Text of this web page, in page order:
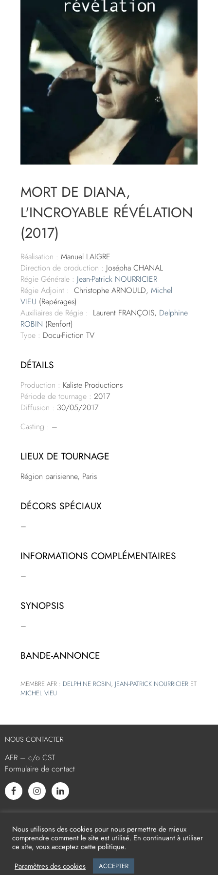
MORT DE DIANA,
L'INCROYABLE RÉVÉLATION
(2017)
Réalisation : Manuel LAIGRE
Direction de production : Josépha CHANAL
Régie Générale : Jean-Patrick NOURRICIER
Régie Adjoint : Christophe ARNOULD,Michel
VIEU (Repérages)
Auxiliaires de Régie : Laurent FRANÇOIS, Delphine
ROBIN (Renfort)
Type : Docu-Fiction TV
DÉTAILS
Production : Kaliste Productions
Période de tournage : 2017
Diffusion : 30/05/2017
Casting : –
LIEUX DE TOURNAGE
Région parisienne, Paris
DÉCORS SPÉCIAUX
–
INFORMATIONS COMPLÉMENTAIRES
–
SYNOPSIS
–
BANDE-ANNONCE
MEMBRE AFR : DELPHINE ROBIN, JEAN-PATRICK NOURRICIER ET
MICHEL VIEU
NOUS CONTACTER
AFR – c/o CST
Formulaire de contact
Nous utilisons des cookies pour nous permettre de mieux
comprendre comment le site est utilisé. En continuant à utiliser
ce site, vous acceptez cette politique.
Paramètres des cookies
ACCEPTER